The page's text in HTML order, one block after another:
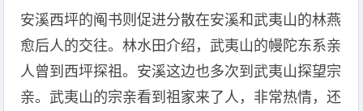
安溪西坪的阄书则促进分散在安溪和武夷山的林燕
愈后人的交往。林水田介绍，武夷山的幔陀东系亲
人曾到西坪探祖。安溪这边也多次到武夷山探望宗
亲。武夷山的宗亲看到祖家来了人，非常热情，还